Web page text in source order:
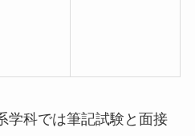
学科では筆記試験と面接